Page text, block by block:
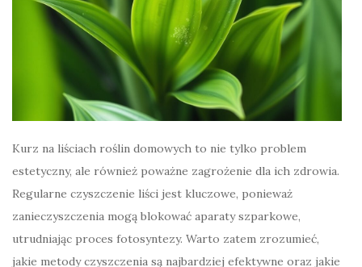
Kurz na liściach roślin domowych to nie tylko problem
estetyczny, ale również poważne zagrożenie dla ich zdrowia.
Regularne czyszczenie liści jest kluczowe, ponieważ
zanieczyszczenia mogą blokować aparaty szparkowe,
utrudniając proces fotosyntezy. Warto zatem zrozumieć,
jakie metody czyszczenia są najbardziej efektywne oraz jakie